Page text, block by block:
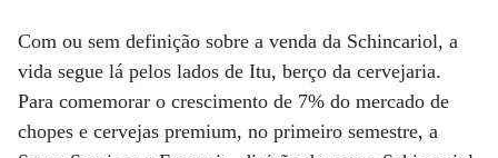
Com ou sem definição sobre a venda da Schincariol, a
vida segue lá pelos lados de Itu, berço da cervejaria.
Para comemorar o crescimento de 7% do mercado de
chopes e cervejas premium, no primeiro semestre, a